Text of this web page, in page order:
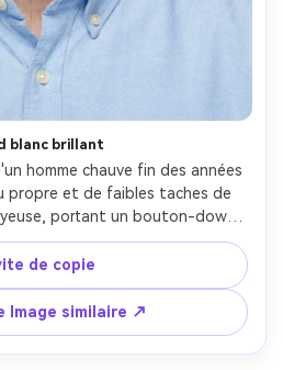
blanc brillant
homme chauve fin des années
propre et de faibles taches de
portant un bouton-down
éclairage studio haut-clé avec
Canon R6 II, 85mm f/2,
composition centrée,
tons de peau réalistes, haute
nette, qualité de couleur
propre- -ar 4:5
de copie
Image similaire ↗